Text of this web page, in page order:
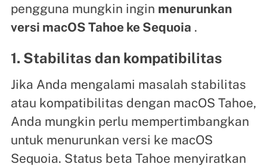
pengguna mungkin ingin menurunkan
versi macOS Tahoe ke Sequoia .
1. Stabilitas dan kompatibilitas
Jika Anda mengalami masalah stabilitas
atau kompatibilitas dengan macOS Tahoe,
Anda mungkin perlu mempertimbangkan
untuk menurunkan versi ke macOS
Sequoia. Status beta Tahoe menyiratkan